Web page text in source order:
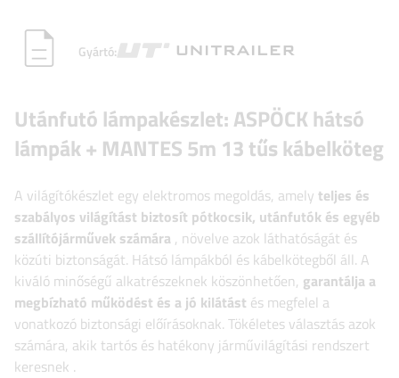
Gyártó:
Utánfutó lámpakészlet:ASPÖCKhátsó
lámpák + MANTES 5m 13 tűs kábelköteg
A világítókészlet egy elektromos megoldás, amely teljes és
szabályos világítást biztosít pótkocsik, utánfutók és egyéb
szállítójárművek számára , növelve azok láthatóságát és
közúti biztonságát. Hátsó lámpákból és kábelkötegből áll. A
kiváló minőségű alkatrészeknek köszönhetően, garantálja a
megbízható működést és a jó kilátást és megfelel a
vonatkozó biztonsági előírásoknak. Tökéletes választás azok
számára, akik tartós és hatékony járművilágítási rendszert
keresnek .